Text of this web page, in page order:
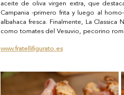
aceite de oliva virgen extra, que
Campania -primero frita y luego al
albahaca fresca. Finalmente, La
como tomates del Vesuvio, pecorino
www.fratellifigurato.es